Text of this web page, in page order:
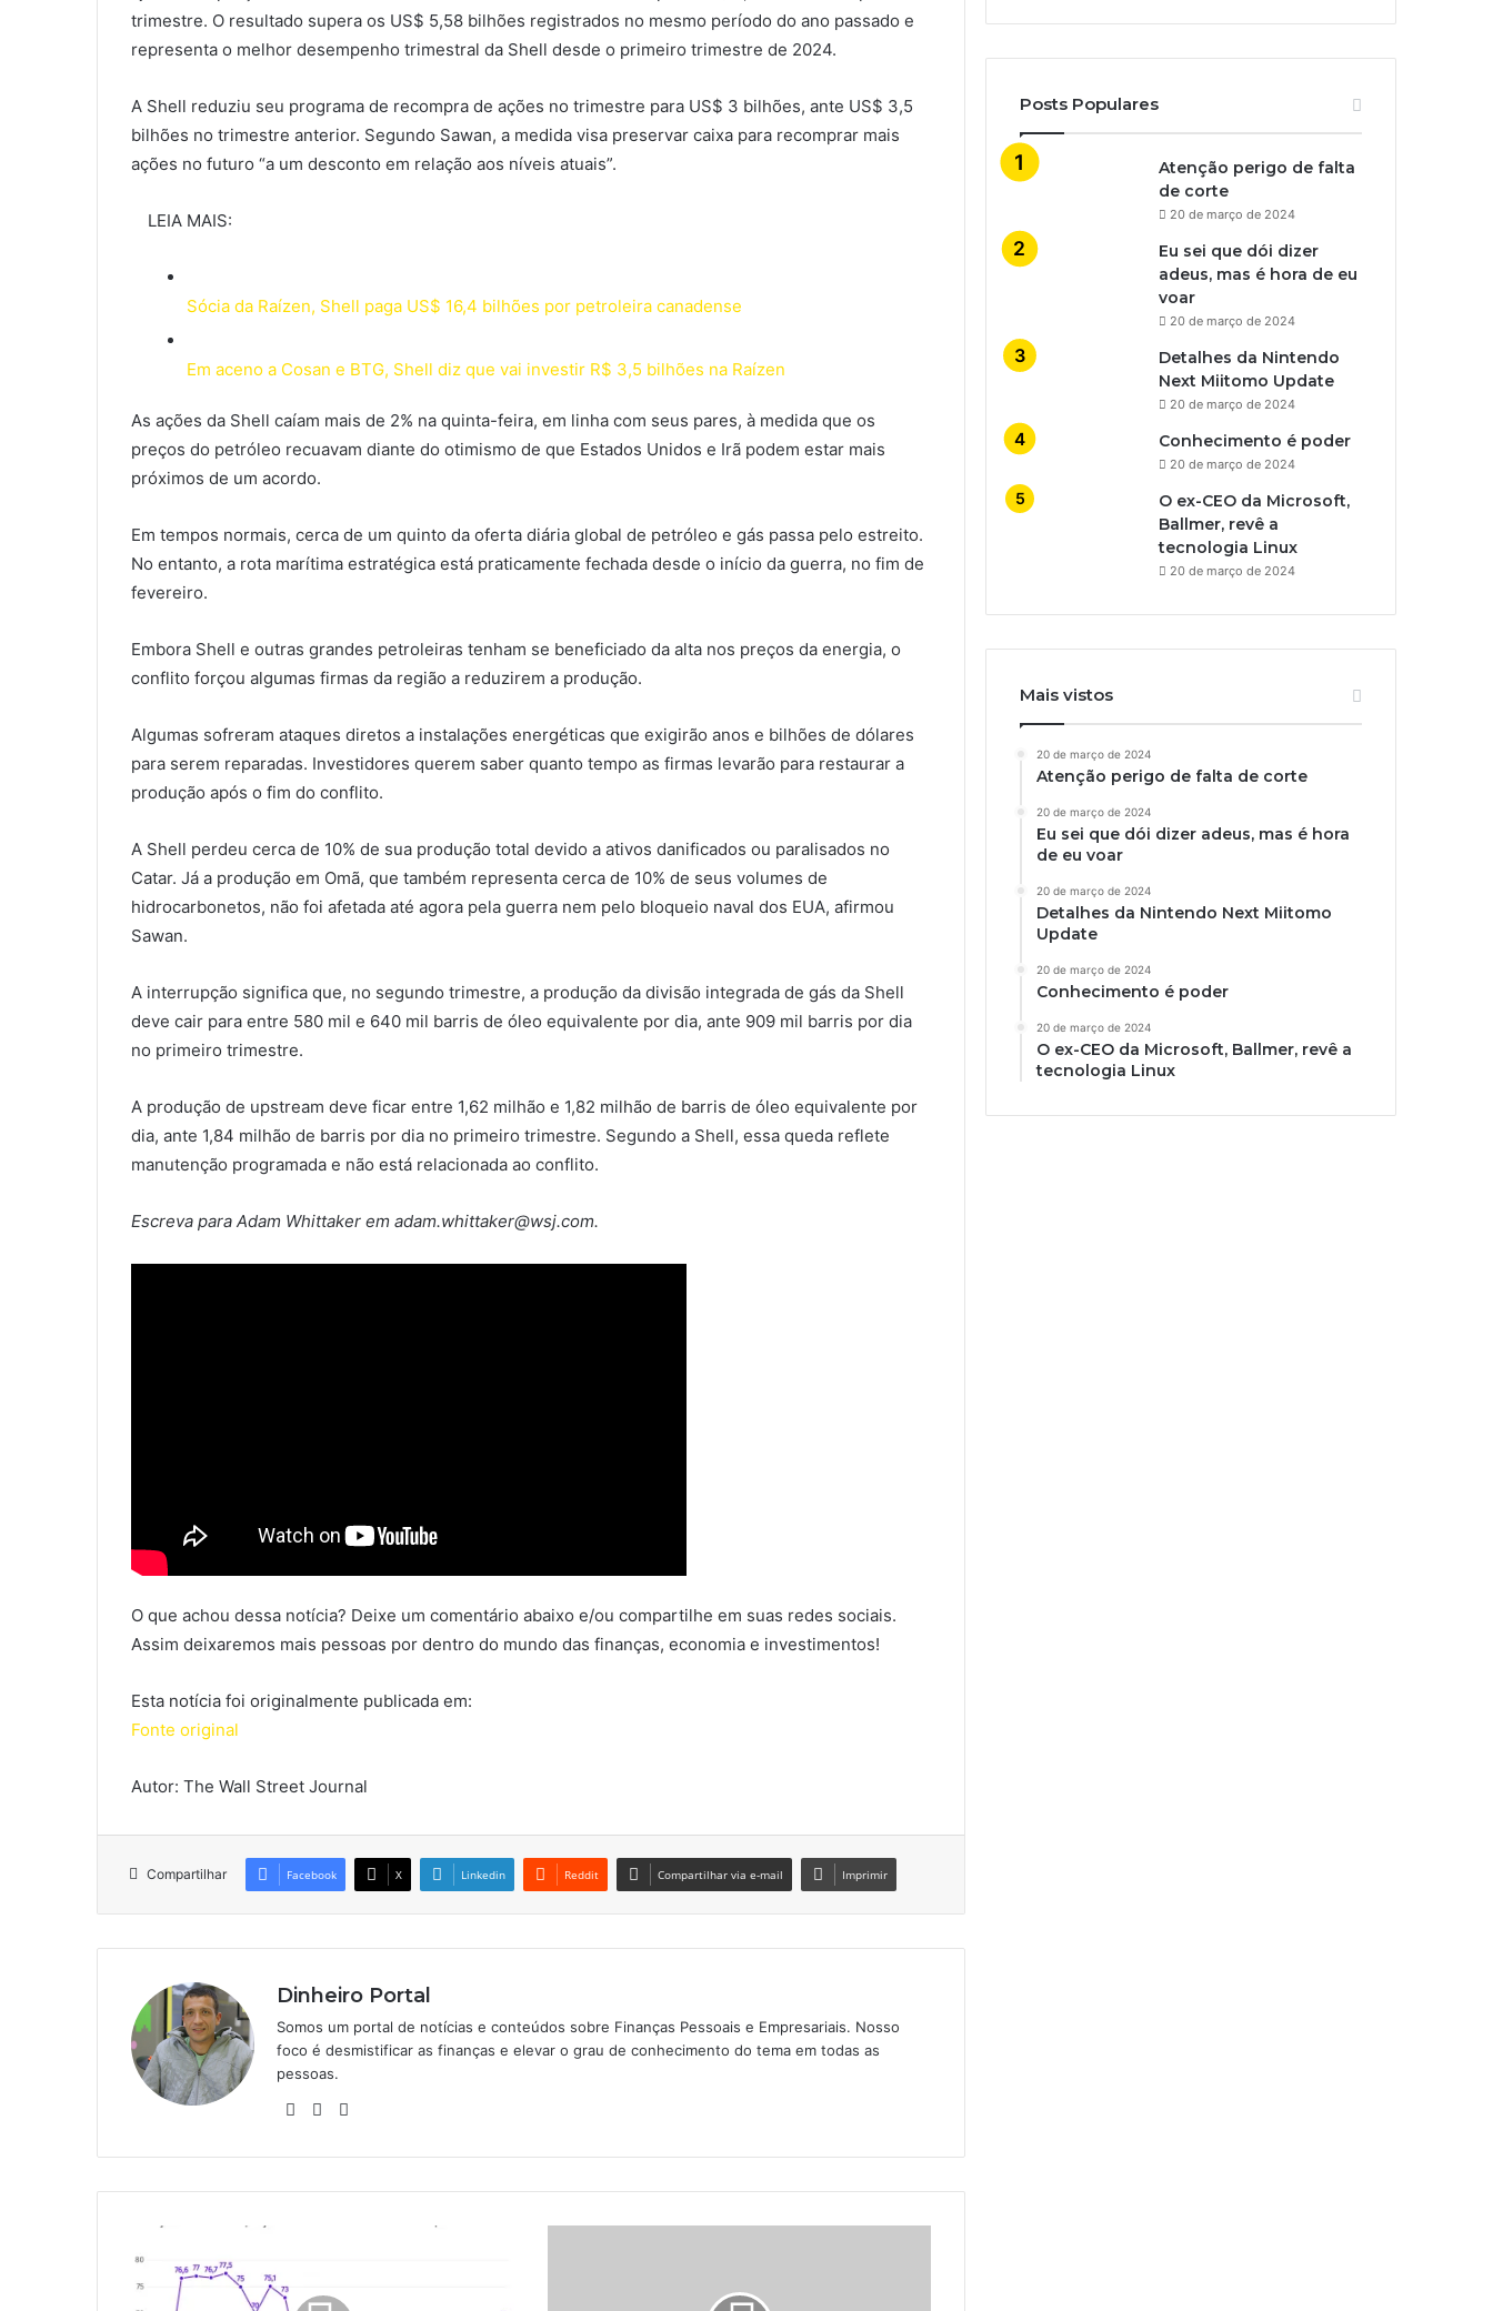
trimestre. O resultado supera os US$ 5,58 bilhões registrados no mesmo período do ano passado e
representa o melhor desempenho trimestral da Shell desde o primeiro trimestre de 2024.
A Shell reduziu seu programa de recompra de ações no trimestre para US$ 3 bilhões, ante US$ 3,5
bilhões no trimestre anterior. Segundo Sawan, a medida visa preservar caixa para recomprar mais
ações no futuro “a um desconto em relação aos níveis atuais”.
LEIA MAIS:
Sócia da Raízen, Shell paga US$ 16,4 bilhões por petroleira canadense
Em aceno a Cosan e BTG, Shell diz que vai investir R$ 3,5 bilhões na Raízen
As ações da Shell caíam mais de 2% na quinta-feira, em linha com seus pares, à medida que os
preços do petróleo recuavam diante do otimismo de que Estados Unidos e Irã podem estar mais
próximos de um acordo.
Em tempos normais, cerca de um quinto da oferta diária global de petróleo e gás passa pelo estreito.
No entanto, a rota marítima estratégica está praticamente fechada desde o início da guerra, no fim de
fevereiro.
Embora Shell e outras grandes petroleiras tenham se beneficiado da alta nos preços da energia, o
conflito forçou algumas firmas da região a reduzirem a produção.
Algumas sofreram ataques diretos a instalações energéticas que exigirão anos e bilhões de dólares
para serem reparadas. Investidores querem saber quanto tempo as firmas levarão para restaurar a
produção após o fim do conflito.
A Shell perdeu cerca de 10% de sua produção total devido a ativos danificados ou paralisados no
Catar. Já a produção em Omã, que também representa cerca de 10% de seus volumes de
hidrocarbonetos, não foi afetada até agora pela guerra nem pelo bloqueio naval dos EUA, afirmou
Sawan.
A interrupção significa que, no segundo trimestre, a produção da divisão integrada de gás da Shell
deve cair para entre 580 mil e 640 mil barris de óleo equivalente por dia, ante 909 mil barris por dia
no primeiro trimestre.
A produção de upstream deve ficar entre 1,62 milhão e 1,82 milhão de barris de óleo equivalente por
dia, ante 1,84 milhão de barris por dia no primeiro trimestre. Segundo a Shell, essa queda reflete
manutenção programada e não está relacionada ao conflito.
Escreva para Adam Whittaker em adam.whittaker@wsj.com.
O que achou dessa notícia? Deixe um comentário abaixo e/ou compartilhe em suas redes sociais.
Assim deixaremos mais pessoas por dentro do mundo das finanças, economia e investimentos!
Esta notícia foi originalmente publicada em:
Fonte original
Autor: The Wall Street Journal
Compartilhar Facebook X Linkedin Reddit Compartilhar via e-mail Imprimir
Dinheiro Portal
Somos um portal de notícias e conteúdos sobre Finanças Pessoais e Empresariais. Nosso
foco é desmistificar as finanças e elevar o grau de conhecimento do tema em todas as
pessoas.
WebsiteLinkedin
Posts Populares
Atenção perigo de falta
de corte
20 de março de 2024
Eu sei que dói dizer
adeus, mas é hora de eu
voar
20 de março de 2024
Detalhes da Nintendo
Next Miitomo Update
20 de março de 2024
Conhecimento é poder
20 de março de 2024
O ex-CEO da Microsoft,
Ballmer, revê a
tecnologia Linux
20 de março de 2024
Mais vistos
20 de março de 2024
Atenção perigo de falta de corte
20 de março de 2024
Eu sei que dói dizer adeus, mas é hora
de eu voar
20 de março de 2024
Detalhes da Nintendo Next Miitomo
Update
20 de março de 2024
Conhecimento é poder
20 de março de 2024
O ex-CEO da Microsoft, Ballmer, revê a
tecnologia Linux